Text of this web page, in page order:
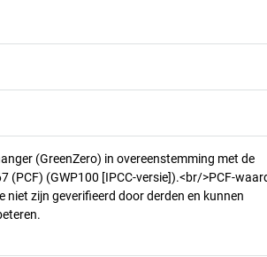
(GreenZero) in overeenstemming met de
(PCF) (GWP100 [IPCC-versie]).<br/>PCF-
zijn geverifieerd door derden en kunnen